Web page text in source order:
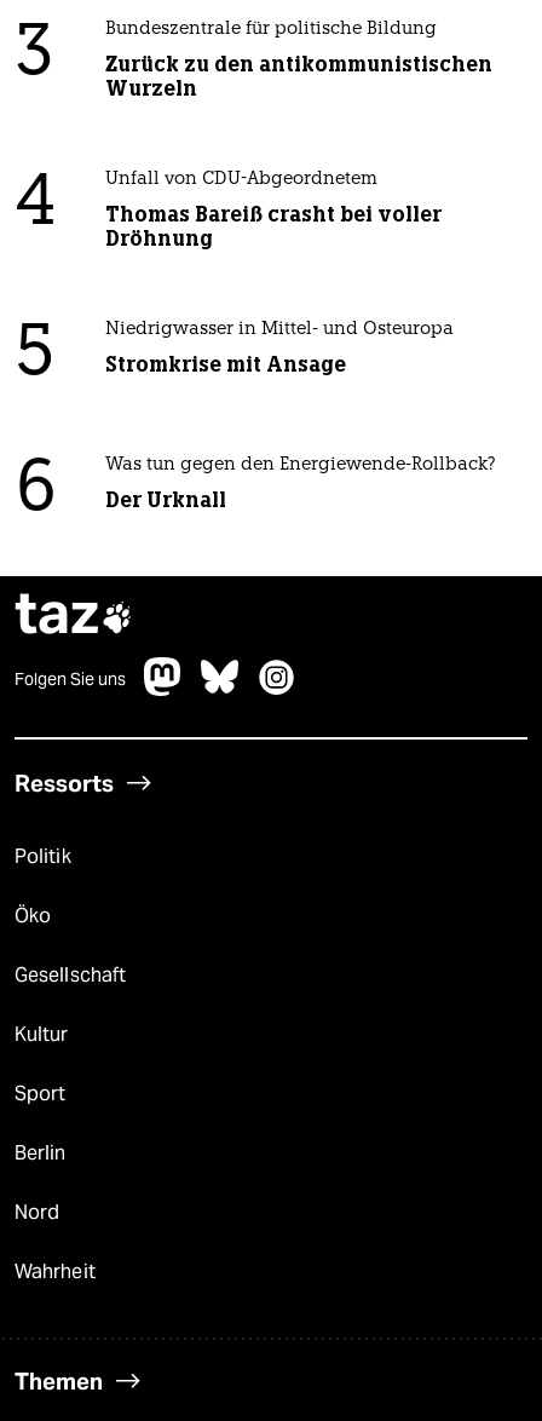
3 Bundeszentrale für politische Bildung
Zurück zu den antikommunistischen
Wurzeln
4 Unfall von CDU-Abgeordnetem
Thomas Bareiß crasht bei voller
Dröhnung
5 Niedrigwasser in Mittel- und Osteuropa
Stromkrise mit Ansage
6 Was tun gegen den Energiewende-Rollback?
Der Urknall
taz
Folgen Sie uns
Ressorts
Politik
Öko
Gesellschaft
Kultur
Sport
Berlin
Nord
Wahrheit
Themen